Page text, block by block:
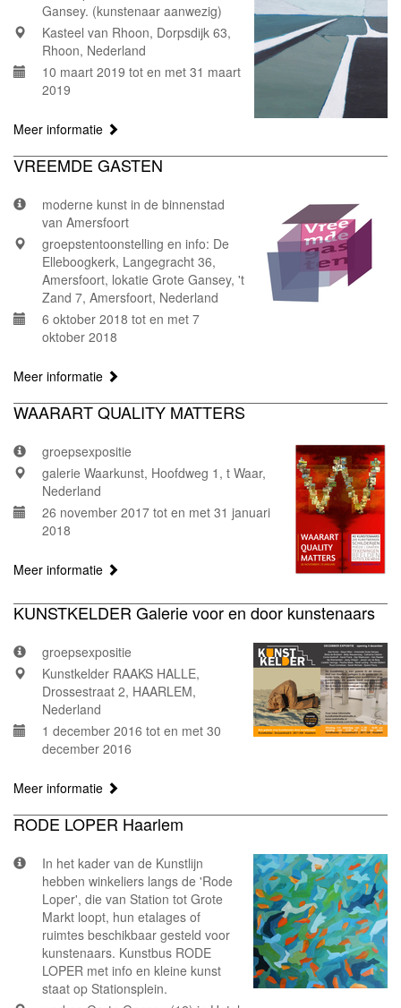
Gansey. (kunstenaar aanwezig)
Kasteel van Rhoon, Dorpsdijk 63,
Rhoon, Nederland
10 maart 2019 tot en met 31 maart
2019
Meer informatie
VREEMDE GASTEN
moderne kunst in de binnenstad
van Amersfoort
groepstentoonstelling en info: De
Elleboogkerk, Langegracht 36,
Amersfoort, lokatie Grote Gansey, 't
Zand 7, Amersfoort, Nederland
6 oktober 2018 tot en met 7
oktober 2018
Meer informatie
WAARART QUALITY MATTERS
groepsexpositie
galerie Waarkunst, Hoofdweg 1, t Waar,
Nederland
26 november 2017 tot en met 31 januari
2018
Meer informatie
KUNSTKELDER Galerie voor en door kunstenaars
groepsexpositie
Kunstkelder RAAKS HALLE,
Drossestraat 2, HAARLEM,
Nederland
1 december 2016 tot en met 30
december 2016
Meer informatie
RODE LOPER Haarlem
In het kader van de Kunstlijn
hebben winkeliers langs de 'Rode
Loper', die van Station tot Grote
Markt loopt, hun etalages of
ruimtes beschikbaar gesteld voor
kunstenaars. Kunstbus RODE
LOPER met info en kleine kunst
staat op Stationsplein.